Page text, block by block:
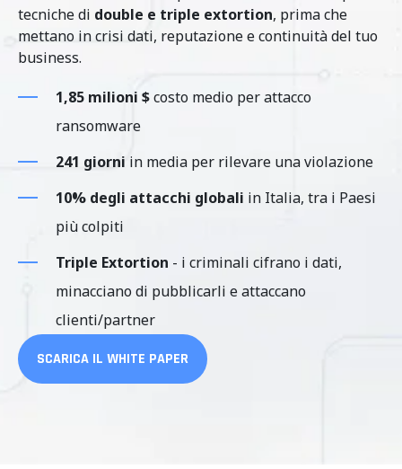
tecniche di double e triple extortion, prima che
mettano in crisi dati, reputazione e continuità del tuo
business.
1,85 milioni $costo medio per attacco
ransomware
241 giorni in media per rilevare una violazione
10% degli attacchi globali in Italia, tra i Paesi
più colpiti
Triple Extortion - i criminali cifrano i dati,
minacciano di pubblicarli e attaccano
clienti/partner
SCARICA IL WHITE PAPER